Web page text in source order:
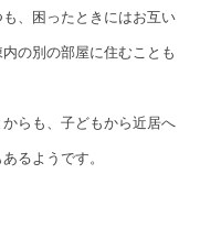
、困ったときにはお互い
の別の部屋に住むことも
らも、子どもから近居へ
るようです。